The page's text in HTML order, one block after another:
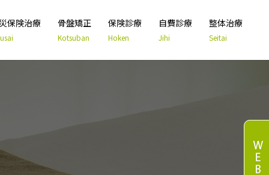
保険治療 骨盤矯正
Kotsuban
保険診療
Hoken
自費診療
Jihi
整体治療
Seitai